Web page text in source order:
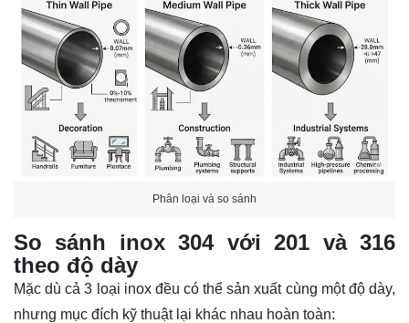
Phân loại và so sánh
So sánh inox 304 với 201 và 316
theo độ dày
Mặc dù cả 3 loại inox đều có thể sản xuất cùng một độ dày,
nhưng mục đích kỹ thuật lại khác nhau hoàn toàn: